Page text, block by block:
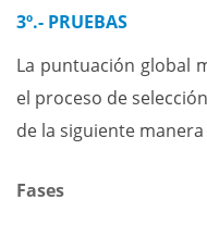
3º.- PRUEBAS
La puntuación global
el proceso de
de la siguiente
Fases